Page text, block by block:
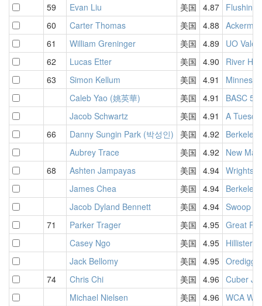
59
Evan Liu 美国 4.87 Flushing
60
Carter Thomas 美国 4.88
61
William Greninger 美国 4.89
UO
62
Lucas Etter 美国 4.90
River Hill
63
Simon Kellum 美国 4.91
Caleb Yao (姚英華)
美国 4.91
BASC
Jacob Schwartz
美国 4.91
A
66
Danny Sungin Park (박성인) 美国 4.92
Berkeley
Aubrey Trace
美国 4.92
New
68
Ashten Jampayas 美国 4.94
James Chea
美国 4.94 Berkeley
Jacob Dyland Bennett
美国 4.94 Swoop
71
Parker Trager 美国 4.95 Great
Casey Ngo
美国 4.95 Hillister
Jack Bellomy
美国 4.95
74
Chris Chi 美国 4.96 Cuber
Michael Nielsen
美国 4.96 WCA